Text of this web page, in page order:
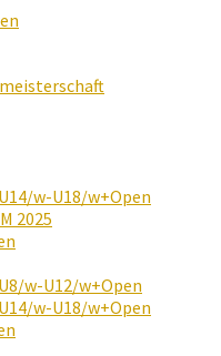
w-U18/w+Open
2025
w-U12/w+Open
w-U18/w+Open